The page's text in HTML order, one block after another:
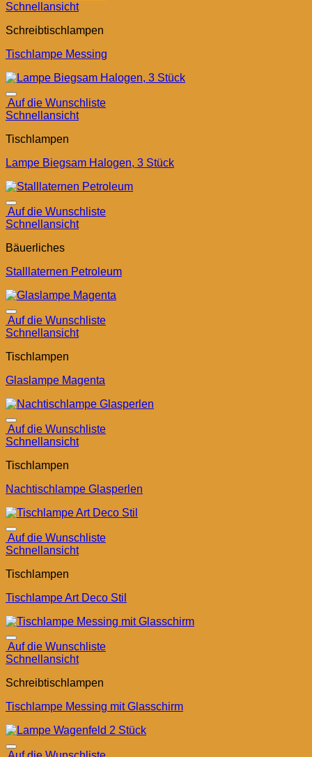
Schnellansicht
Schreibtischlampen
Tischlampe Messing
Auf die Wunschliste
Schnellansicht
Tischlampen
Lampe Biegsam Halogen, 3 Stück
Auf die Wunschliste
Schnellansicht
Bäuerliches
Stalllaternen Petroleum
Auf die Wunschliste
Schnellansicht
Tischlampen
Glaslampe Magenta
Auf die Wunschliste
Schnellansicht
Tischlampen
Nachtischlampe Glasperlen
Auf die Wunschliste
Schnellansicht
Tischlampen
Tischlampe Art Deco Stil
Auf die Wunschliste
Schnellansicht
Schreibtischlampen
Tischlampe Messing mit Glasschirm